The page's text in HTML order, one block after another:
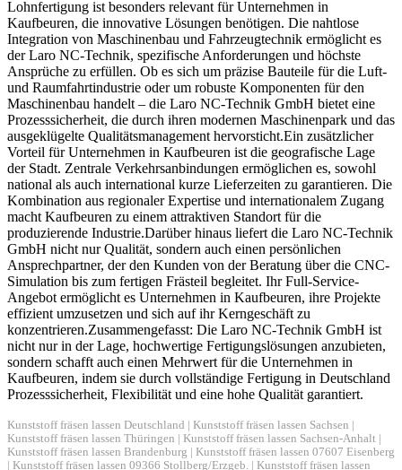
Lohnfertigung ist besonders relevant für Unternehmen in
Kaufbeuren, die innovative Lösungen benötigen. Die nahtlose
Integration von Maschinenbau und Fahrzeugtechnik ermöglicht es
der Laro NC-Technik, spezifische Anforderungen und höchste
Ansprüche zu erfüllen. Ob es sich um präzise Bauteile für die Luft-
und Raumfahrtindustrie oder um robuste Komponenten für den
Maschinenbau handelt – die Laro NC-Technik GmbH bietet eine
Prozesssicherheit, die durch ihren modernen Maschinenpark und das
ausgeklügelte Qualitätsmanagement hervorsticht.Ein zusätzlicher
Vorteil für Unternehmen in Kaufbeuren ist die geografische Lage
der Stadt. Zentrale Verkehrsanbindungen ermöglichen es, sowohl
national als auch international kurze Lieferzeiten zu garantieren. Die
Kombination aus regionaler Expertise und internationalem Zugang
macht Kaufbeuren zu einem attraktiven Standort für die
produzierende Industrie.Darüber hinaus liefert die Laro NC-Technik
GmbH nicht nur Qualität, sondern auch einen persönlichen
Ansprechpartner, der den Kunden von der Beratung über die CNC-
Simulation bis zum fertigen Frästeil begleitet. Ihr Full-Service-
Angebot ermöglicht es Unternehmen in Kaufbeuren, ihre Projekte
effizient umzusetzen und sich auf ihr Kerngeschäft zu
konzentrieren.Zusammengefasst: Die Laro NC-Technik GmbH ist
nicht nur in der Lage, hochwertige Fertigungslösungen anzubieten,
sondern schafft auch einen Mehrwert für die Unternehmen in
Kaufbeuren, indem sie durch vollständige Fertigung in Deutschland
Prozesssicherheit, Flexibilität und eine hohe Qualität garantiert.
Kunststoff fräsen lassen Deutschland | Kunststoff fräsen lassen Sachsen |
Kunststoff fräsen lassen Thüringen | Kunststoff fräsen lassen Sachsen-Anhalt |
Kunststoff fräsen lassen Brandenburg | Kunststoff fräsen lassen 07607 Eisenberg
| Kunststoff fräsen lassen 09366 Stollberg/Erzgeb. | Kunststoff fräsen lassen